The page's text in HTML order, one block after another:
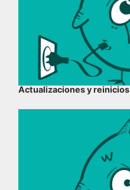
Actualizaciones y reinicios